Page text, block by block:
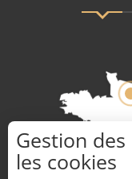
Gestion
les cookies